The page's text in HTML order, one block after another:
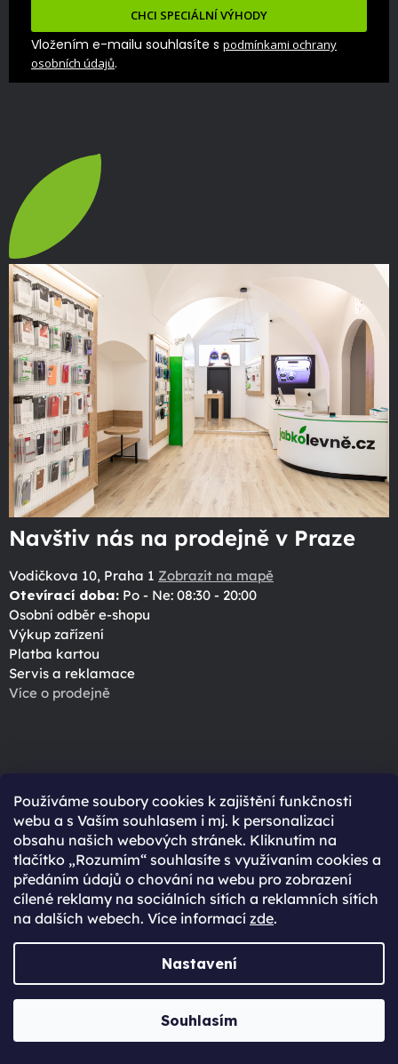
Používáme soubory cookies k zajištění funkčnosti
webu a s Vaším souhlasem i mj. k personalizaci
obsahu našich webových stránek. Kliknutím na
tlačítko „Rozumím“ souhlasíte s využívaním cookies a
předáním údajů o chování na webu pro zobrazení
cílené reklamy na sociálních sítích a reklamních sítích
na dalších webech. Více informací zde.
Nastavení
Souhlasím
CHCI SPECIÁLNÍ VÝHODY
Vložením e-mailu souhlasíte s podmínkami ochrany
osobních údajů.
Navštiv nás na prodejně v Praze
Vodičkova 10, Praha 1 Zobrazit na mapě
Otevírací doba: Po - Ne: 08:30 - 20:00
Osobní odběr e-shopu
Výkup zařízení
Platba kartou
Servis a reklamace
Více o prodejně